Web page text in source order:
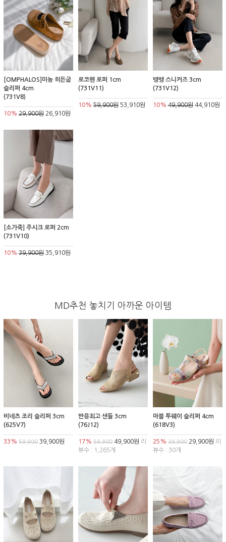
[OMPHALOS]미농 히든굽
슬리퍼 4cm
(731V8)
10% 29,900원 26,910원
로코헨 로퍼 1cm
(731V11)
10% 59,900원53,910원
뱅뱅 스니커즈 3cm
(731V12)
10% 49,900원44,910원
[소가죽] 주시크 로퍼 2cm
(731V10)
10% 39,900원 35,910원
MD추천 놓치기 아까운 아이템
비네츠 조리 슬리퍼 3cm
(625V7)
33% 59,900 39,900원
반응최고 샌들 3cm
(76J12)
17% 59,90049,900원 리
뷰수 : 1,265개
마블 투웨이 슬리퍼 4cm
(618V3)
25% 39,90029,900원 리
뷰수 : 30개